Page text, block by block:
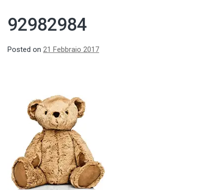
92982984
Posted on 21 Febbraio 2017